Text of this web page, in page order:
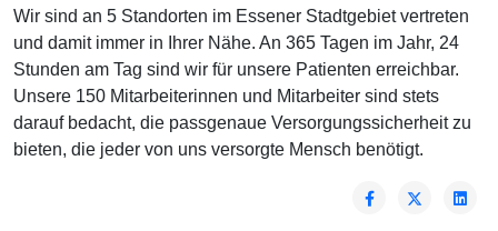
Wir sind an 5 Standorten im Essener Stadtgebiet vertreten
und damit immer in Ihrer Nähe. An 365 Tagen im Jahr, 24
Stunden am Tag sind wir für unsere Patienten erreichbar.
Unsere 150 Mitarbeiterinnen und Mitarbeiter sind stets
darauf bedacht, die passgenaue Versorgungssicherheit zu
bieten, die jeder von uns versorgte Mensch benötigt.